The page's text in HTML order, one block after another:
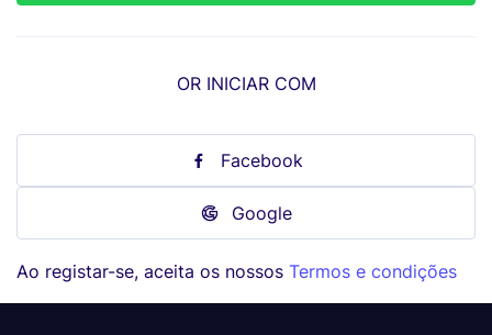
OR INICIAR COM
Facebook
Google
Ao registar-se, aceita os nossos Termos e condições